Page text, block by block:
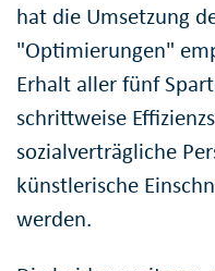
hat die Umsetzung
"Optimierungen"
Erhalt aller fünf
schrittweise
sozialverträgliche
künstlerische
werden.